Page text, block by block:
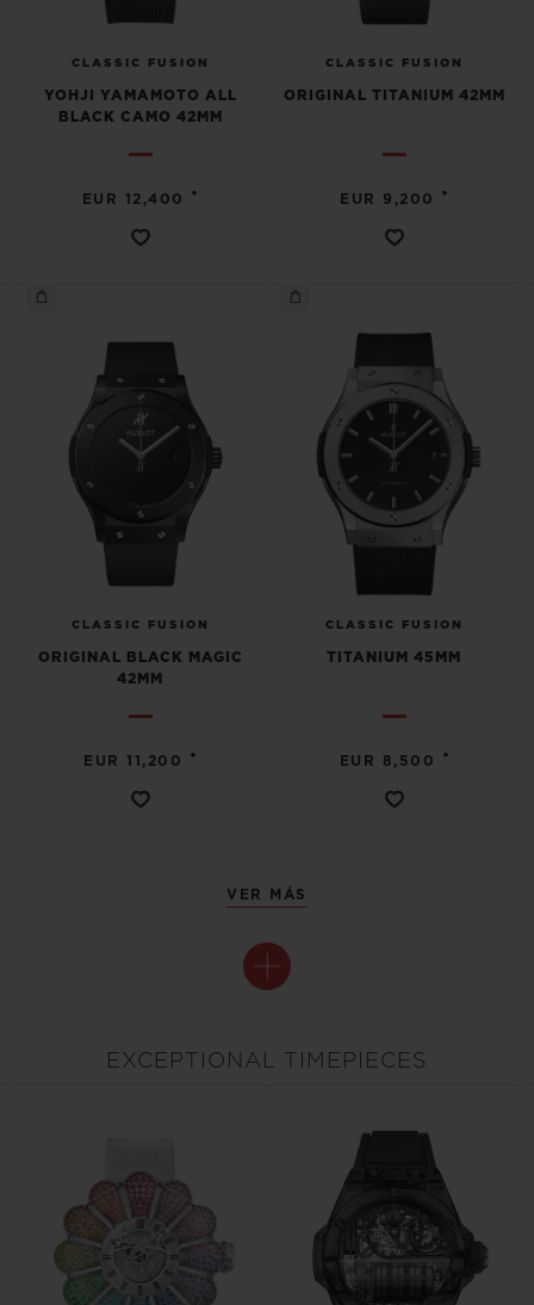
CLASSIC FUSION
YOHJI YAMAMOTO ALL
BLACK CAMO 42MM
EUR 12,400 •
CLASSIC FUSION
ORIGINAL TITANIUM 42MM
EUR 9,200 •
CLASSIC FUSION
ORIGINAL BLACK MAGIC
42MM
EUR 11,200 •
CLASSIC FUSION
TITANIUM 45MM
EUR 8,500 •
VER MÁS
EXCEPTIONAL TIMEPIECES